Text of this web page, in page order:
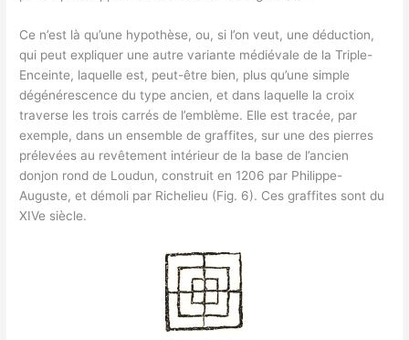
Ce n’est là qu’une hypothèse, ou, si l’on veut, une déduction,
qui peut expliquer une autre variante médiévale de la Triple-
Enceinte, laquelle est, peut-être bien, plus qu’une simple
dégénérescence du type ancien, et dans laquelle la croix
traverse les trois carrés de l’emblème. Elle est tracée, par
exemple, dans un ensemble de graffites, sur une des pierres
prélevées au revêtement intérieur de la base de l’ancien
donjon rond de Loudun, construit en 1206 par Philippe-
Auguste, et démoli par Richelieu (Fig. 6). Ces graffites sont du
XIVe siècle.